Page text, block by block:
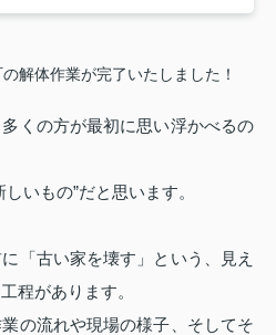
解体作業が完了いたしました！
くの方が最初に思い浮かべるの
いもの”だと思います。
「古い家を壊す」という、見え
程があります。
の流れや現場の様子、そしてそ